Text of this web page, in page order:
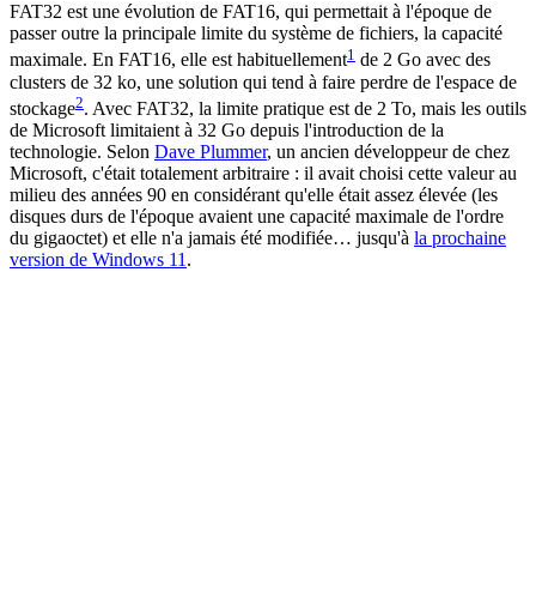
FAT32 est une évolution de FAT16, qui permettait à l'époque de
passer outre la principale limite du système de fichiers, la capacité
maximale. En FAT16, elle est habituellement1 de 2 Go avec des
clusters de 32 ko, une solution qui tend à faire perdre de l'espace de
stockage2. Avec FAT32, la limite pratique est de 2 To, mais les outils
de Microsoft limitaient à 32 Go depuis l'introduction de la
technologie. Selon Dave Plummer, un ancien développeur de chez
Microsoft, c'était totalement arbitraire : il avait choisi cette valeur au
milieu des années 90 en considérant qu'elle était assez élevée (les
disques durs de l'époque avaient une capacité maximale de l'ordre
du gigaoctet) et elle n'a jamais été modifiée… jusqu'à la prochaine
version de Windows 11 .